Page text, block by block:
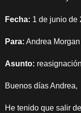
Fecha: 1 de junio de
Para: Andrea Morgan
Asunto:
Buenos días Andrea,
He tenido que salir